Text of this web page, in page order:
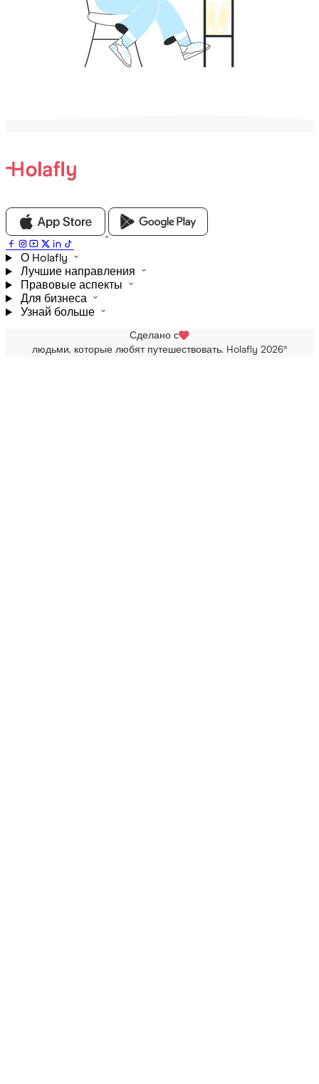
О Holafly
Лучшие направления
Правовые аспекты
Для бизнеса
Узнай больше
Сделано с
людьми, которые любят путешествовать. Holafly 2026®